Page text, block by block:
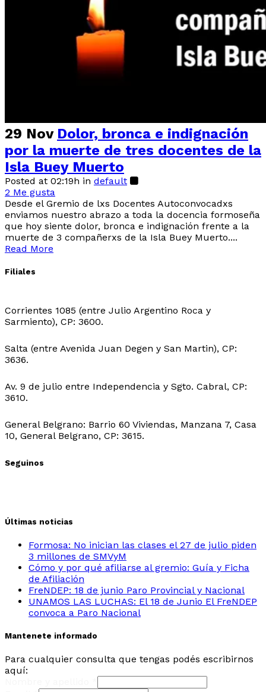
29 Nov Dolor, bronca e indignación
por la muerte de tres docentes de la
Isla Buey Muerto
Posted at 02:19h in default
2 Me gusta
Desde el Gremio de lxs Docentes Autoconvocadxs
enviamos nuestro abrazo a toda la docencia formoseña
que hoy siente dolor, bronca e indignación frente a la
muerte de 3 compañerxs de la Isla Buey Muerto....
Read More
Filiales
Corrientes 1085 (entre Julio Argentino Roca y
Sarmiento), CP: 3600.
Salta (entre Avenida Juan Degen y San Martin), CP:
3636.
Av. 9 de julio entre Independencia y Sgto. Cabral, CP:
3610.
General Belgrano: Barrio 60 Viviendas, Manzana 7, Casa
10, General Belgrano, CP: 3615.
Seguinos
Últimas noticias
Formosa: No inician las clases el 27 de julio piden
3 millones de SMVyM
Cómo y por qué afiliarse al gremio: Guía y Ficha
de Afiliación
FreNDEP: 18 de junio Paro Provincial y Nacional
UNAMOS LAS LUCHAS: El 18 de Junio El FreNDEP
convoca a Paro Nacional
Mantenete informado
Para cualquier consulta que tengas podés escribirnos
aquí: